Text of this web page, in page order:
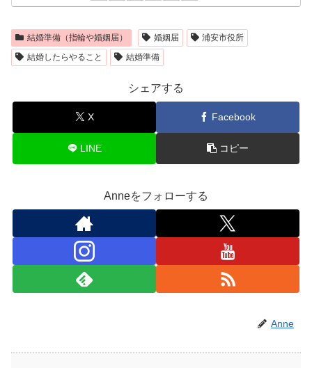
結婚準備（指輪や婚姻届） 婚姻届
浦安市役所
結婚したらやること
結婚準備
シェアする
X Facebook
LINE コピー
Anneをフォローする
Anne